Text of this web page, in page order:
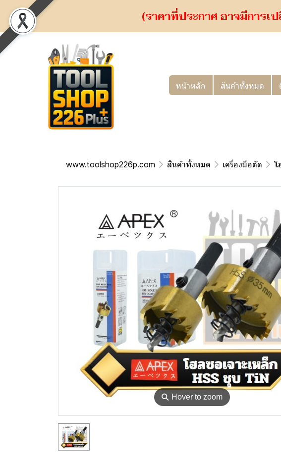
(ราคาที่ประกาศ อาจมีการ
หน้าหลัก สินค้าทั้งหมด
www.toolshop226p.com สินค้าทั้งหมด เครื่องมือตัด โ
⚲ Hover to zoom